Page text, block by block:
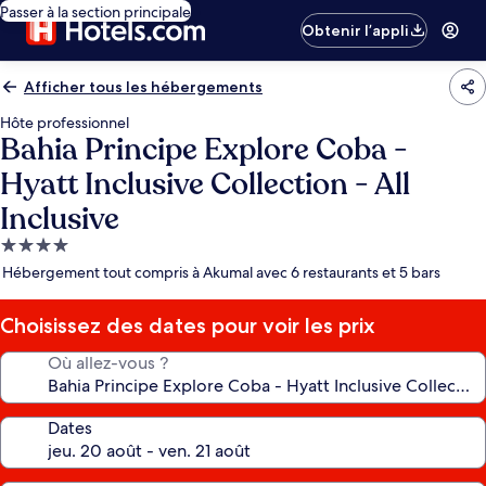
Passer à la section principale
Obtenir l’appli
Afficher tous les hébergements
Hôte professionnel
Bahia Principe Explore Coba -
Hyatt Inclusive Collection - All
Inclusive
Hébergement
4.0 étoiles
Hébergement tout compris à Akumal avec 6 restaurants et 5 bars
Choisissez des dates pour voir les prix
Où allez-vous ?
Dates